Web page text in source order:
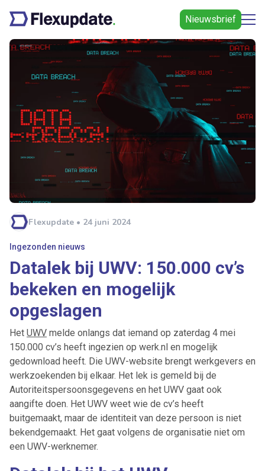
Nieuwsbrief
Flexupdate • 24 juni 2024
Ingezonden nieuws
Datalek bij UWV: 150.000 cv’s
bekeken en mogelijk
opgeslagen
Het UWV melde onlangs dat iemand op zaterdag 4 mei
150.000 cv’s heeft ingezien op werk.nl en mogelijk
gedownload heeft. Die UWV-website brengt werkgevers en
werkzoekenden bij elkaar. Het lek is gemeld bij de
Autoriteitspersoonsgegevens en het UWV gaat ook
aangifte doen. Het UWV weet wie de cv’s heeft
buitgemaakt, maar de identiteit van deze persoon is niet
bekendgemaakt. Het gaat volgens de organisatie niet om
een UWV-werknemer.